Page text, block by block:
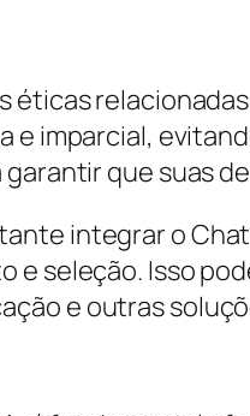
e imparcial,
que suas
integrar o
seleção. Isso
e outras